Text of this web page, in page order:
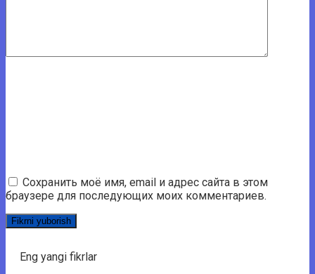
Сохранить моё имя, email и адрес сайта в этом
браузере для последующих моих комментариев.
Eng yangi fikrlar